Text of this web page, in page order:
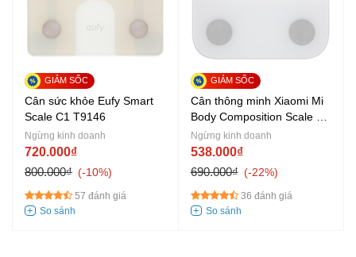
Cân sức khỏe Eufy Smart
Scale C1 T9146
Ngừng kinh doanh
720.000₫
800.000₫
-10%
57 đánh giá
Cân thông minh Xiaomi Mi
Body Composition Scale 2
(NUN4048GL)
Ngừng kinh doanh
538.000₫
690.000₫
-22%
36 đánh giá